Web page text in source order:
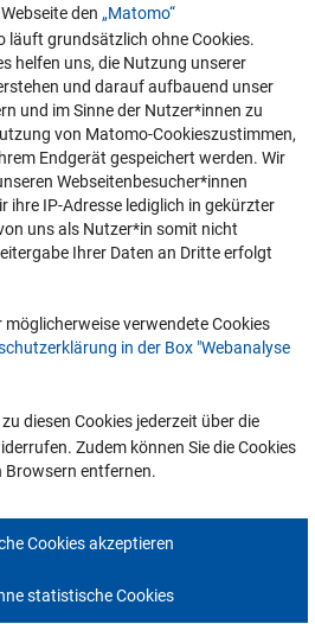
Menschen mit Behinderungen
DFG direkt in Ihr Mailpostfach oder
den „Matomo“
Link)
läuft grundsätzlich ohne Cookies.
helfen uns, die Nutzung unserer
und darauf aufbauend unser
und im Sinne der Nutzer*innen zu
von Matomo-Cookieszustimmen,
Endgerät gespeichert werden. Wir
Webseitenbesucher*innen
ihre IP-Adresse lediglich in gekürzter
uns als Nutzer*in somit nicht
Ihrer Daten an Dritte erfolgt
möglicherweise verwendete Cookies
in der Box "Webanalyse
diesen Cookies jederzeit über die
Link)Zudem können Sie die Cookies
Browsern entfernen.
Cookies akzeptieren
statistische Cookies